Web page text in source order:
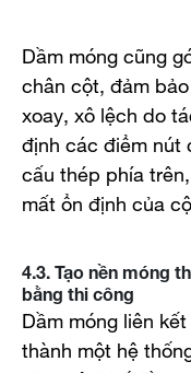
Dầm móng cũng
chân cột, đảm
xoay, xô lệch do
định các điểm
cấu thép phía
mất ổn định của
4.3. Tạo nền móng
bằng thi công
Dầm móng liên
thành một hệ